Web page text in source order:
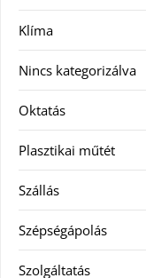
Klíma
Nincs kategorizálva
Oktatás
Plasztikai műtét
Szállás
Szépségápolás
Szolgáltatás